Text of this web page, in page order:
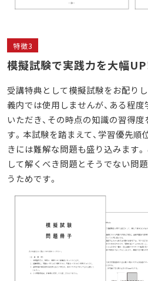
特徴3
模擬試験で実践力を大幅UP
受講特典として模擬試験をお配り
義内では使用しませんが、ある程
いただき、その時点の知識の習得
す。本試験を踏まえて、学習優先順
きには難解な問題も盛り込みます
して解くべき問題とそうでない問
うためです。